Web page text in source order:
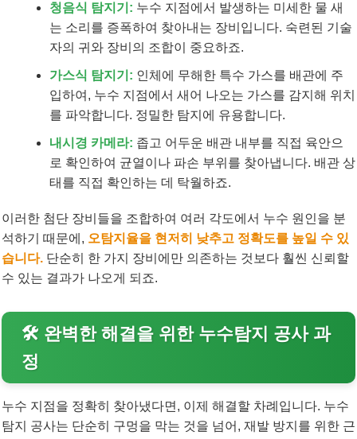
청음식 탐지기: 누수 지점에서 발생하는 미세한 물 새
는 소리를 증폭하여 찾아내는 장비입니다. 숙련된 기술
자의 귀와 장비의 조합이 중요하죠.
가스식 탐지기: 인체에 무해한 특수 가스를 배관에 주
입하여, 누수 지점에서 새어 나오는 가스를 감지해 위치
를 파악합니다. 정밀한 탐지에 유용합니다.
내시경 카메라: 좁고 어두운 배관 내부를 직접 육안으
로 확인하여 균열이나 파손 부위를 찾아냅니다. 배관 상
태를 직접 확인하는 데 탁월하죠.
이러한 첨단 장비들을 조합하여 여러 각도에서 누수 원인을 분
석하기 때문에, 오탐지율을 현저히 낮추고 정확도를 높일 수 있
습니다.단순히 한 가지 장비에만 의존하는 것보다 훨씬 신뢰할
수 있는 결과가 나오게 되죠.
🛠️ 완벽한 해결을 위한 누수탐지 공사 과
정
누수 지점을 정확히 찾아냈다면, 이제 해결할 차례입니다. 누수
탐지 공사는 단순히 구멍을 막는 것을 넘어, 재발 방지를 위한 근